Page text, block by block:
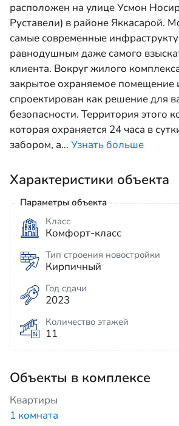
расположен на улице Усмон
Руставели) в районе Яккасарой.
самые современные
равнодушным даже самого
клиента. Вокруг жилого
закрытое охраняемое помещение
спроектирован как решение для
безопасности. Территория этого
которая охраняется 24 часа в
забором, а… Узнать больше
Характеристики объекта
Параметры объекта
Класс
Комфорт-класс
Тип строения новостройки
Кирпичный
Год сдачи
2023
Количество этажей
11
Объекты в комплексе
Квартиры
1 комната